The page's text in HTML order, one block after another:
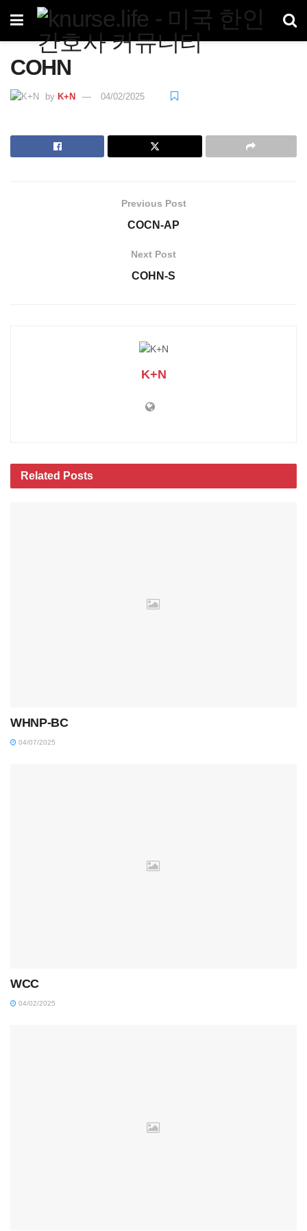
COHN
by K+N 04/02/2025
Previous Post
COCN-AP
Next Post
COHN-S
K+N
Related Posts
WHNP-BC
04/07/2025
WCC
04/02/2025